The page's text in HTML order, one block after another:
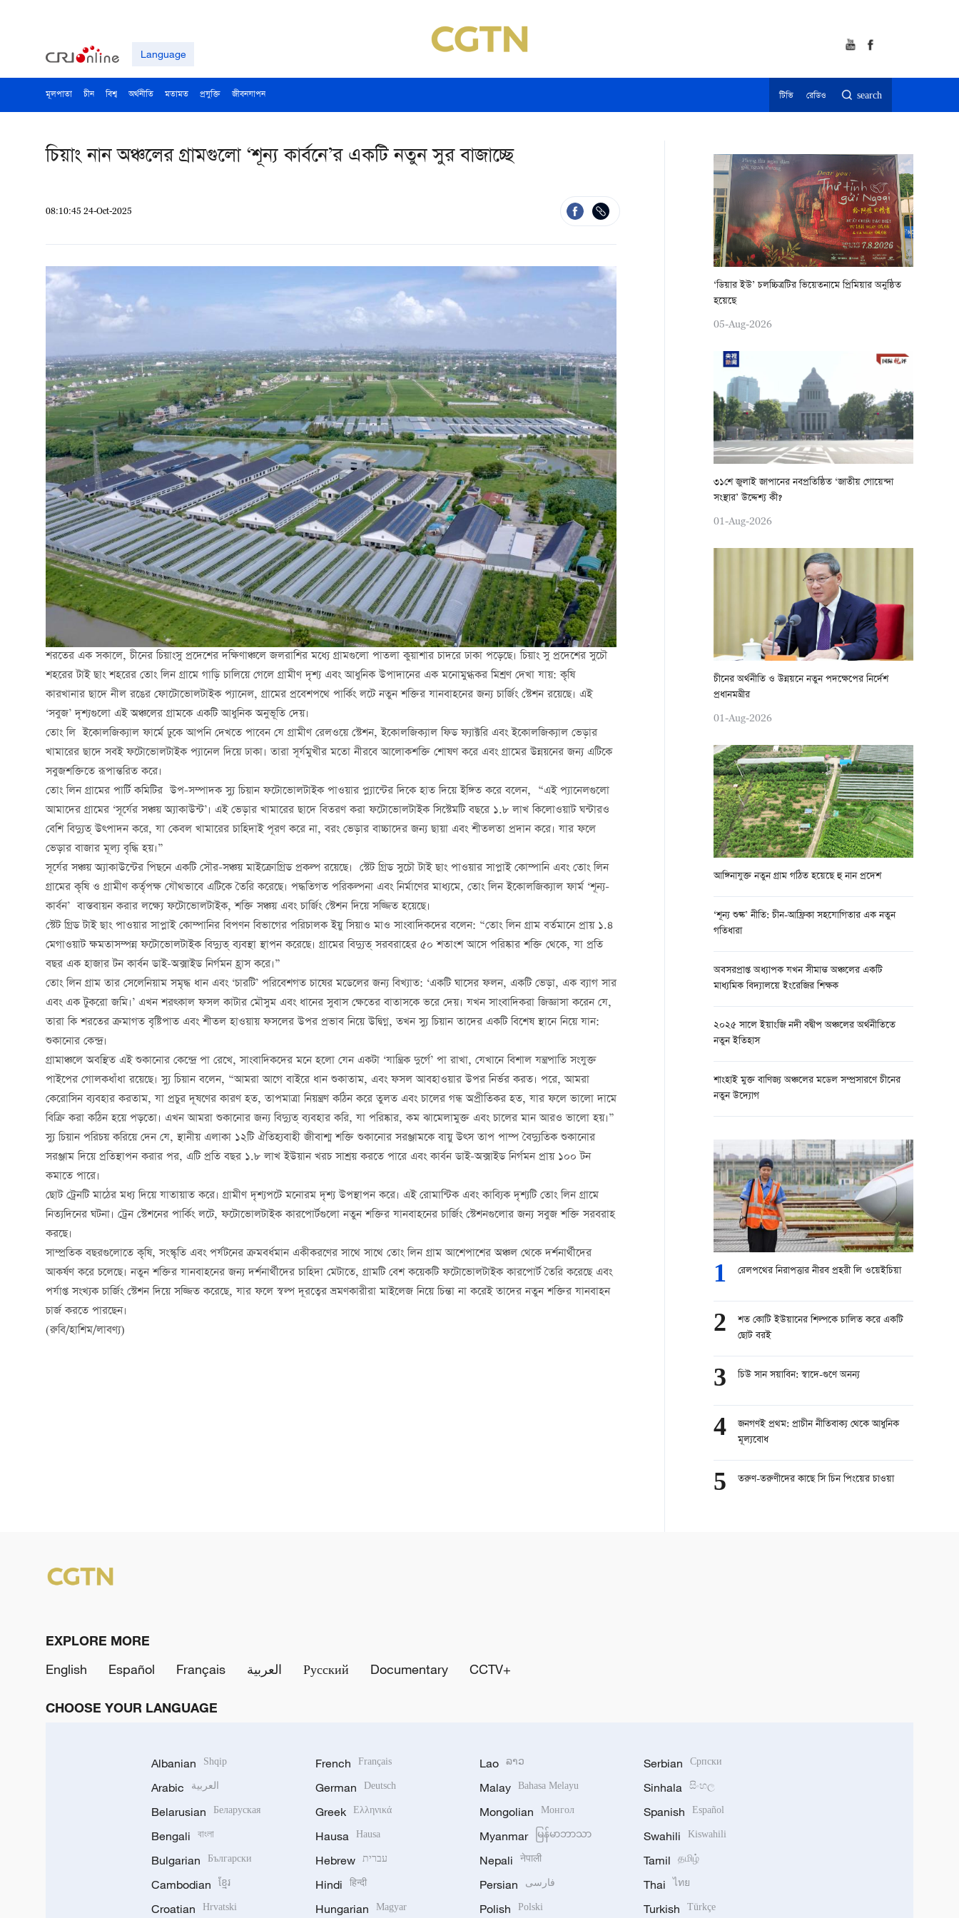
Language
মূলপাতা চীন বিশ্ব অর্থনীতি মতামত প্রযুক্তি জীবনযাপন টিভি রেডিও search
চিয়াং নান অঞ্চলের গ্রামগুলো ‘শূন্য কার্বনে’র একটি নতুন সুর বাজাচ্ছে
08:10:45 24-Oct-2025
শরতের এক সকালে, চীনের চিয়াংসু প্রদেশের দক্ষিণাঞ্চলে জলরাশির মধ্যে গ্রামগুলো পাতলা কুয়াশার চাদরে ঢাকা পড়েছে। চিয়াং সু প্রদেশের সুচৌ
শহরের টাই ছাং শহরের তোং লিন গ্রামে গাড়ি চালিয়ে গেলে গ্রামীণ দৃশ্য এবং আধুনিক উপাদানের এক মনোমুগ্ধকর মিশ্রণ দেখা যায়: কৃষি
কারখানার ছাদে নীল রঙের ফোটোভোলটাইক প্যানেল, গ্রামের প্রবেশপথে পার্কিং লটে নতুন শক্তির যানবাহনের জন্য চার্জিং স্টেশন রয়েছে। এই
‘সবুজ’ দৃশ্যগুলো এই অঞ্চলের গ্রামকে একটি আধুনিক অনুভূতি দেয়।
তোং লি ইকোলজিক্যাল ফার্মে ঢুকে আপনি দেখতে পাবেন যে গ্রামীণ রেলওয়ে স্টেশন, ইকোলজিক্যাল ফিড ফ্যাক্টরি এবং ইকোলজিক্যাল ভেড়ার
খামারের ছাদে সবই ফটোভোলটাইক প্যানেল দিয়ে ঢাকা। তারা সূর্যমুখীর মতো নীরবে আলোকশক্তি শোষণ করে এবং গ্রামের উন্নয়নের জন্য এটিকে
সবুজশক্তিতে রূপান্তরিত করে।
তোং লিন গ্রামের পার্টি কমিটির উপ-সম্পাদক স্যু চিয়ান ফটোভোলটাইক পাওয়ার প্ল্যান্টের দিকে হাত দিয়ে ইঙ্গিত করে বলেন, “এই প্যানেলগুলো
আমাদের গ্রামের ‘সূর্যের সঞ্চয় অ্যাকাউন্ট’। এই ভেড়ার খামারের ছাদে বিতরণ করা ফটোভোলটাইক সিস্টেমটি বছরে ১.৮ লাখ কিলোওয়াট ঘন্টারও
বেশি বিদ্যুত্ উত্পাদন করে, যা কেবল খামারের চাহিদাই পূরণ করে না, বরং ভেড়ার বাচ্চাদের জন্য ছায়া এবং শীতলতা প্রদান করে। যার ফলে
ভেড়ার বাজার মূল্য বৃদ্ধি হয়।”
সূর্যের সঞ্চয় অ্যাকাউন্টের পিছনে একটি সৌর-সঞ্চয় মাইক্রোগ্রিড প্রকল্প রয়েছে। স্টেট গ্রিড সুচৌ টাই ছাং পাওয়ার সাপ্লাই কোম্পানি এবং তোং লিন
গ্রামের কৃষি ও গ্রামীণ কর্তৃপক্ষ যৌথভাবে এটিকে তৈরি করেছে। পদ্ধতিগত পরিকল্পনা এবং নির্মাণের মাধ্যমে, তোং লিন ইকোলজিক্যাল ফার্ম ‘শূন্য-
কার্বন’ বাস্তবায়ন করার লক্ষ্যে ফটোভোলটাইক, শক্তি সঞ্চয় এবং চার্জিং স্টেশন দিয়ে সজ্জিত হয়েছে।
স্টেট গ্রিড টাই ছাং পাওয়ার সাপ্লাই কোম্পানির বিপণন বিভাগের পরিচালক ইয়ু সিয়াও মাও সাংবাদিকদের বলেন: “তোং লিন গ্রাম বর্তমানে প্রায় ১.৪
মেগাওয়াট ক্ষমতাসম্পন্ন ফটোভোলটাইক বিদ্যুত্ ব্যবস্থা স্থাপন করেছে। গ্রামের বিদ্যুত্ সরবরাহের ৫০ শতাংশ আসে পরিষ্কার শক্তি থেকে, যা প্রতি
বছর এক হাজার টন কার্বন ডাই-অক্সাইড নির্গমন হ্রাস করে।”
তোং লিন গ্রাম তার সেলেনিয়াম সমৃদ্ধ ধান এবং ‘চারটি’ পরিবেশগত চাষের মডেলের জন্য বিখ্যাত: ‘একটি ঘাসের ফলন, একটি ভেড়া, এক ব্যাগ সার
এবং এক টুকরো জমি।’ এখন শরত্কাল ফসল কাটার মৌসুম এবং ধানের সুবাস ক্ষেতের বাতাসকে ভরে দেয়। যখন সাংবাদিকরা জিজ্ঞাসা করেন যে,
তারা কি শরতের ক্রমাগত বৃষ্টিপাত এবং শীতল হাওয়ায় ফসলের উপর প্রভাব নিয়ে উদ্বিগ্ন, তখন স্যু চিয়ান তাদের একটি বিশেষ স্থানে নিয়ে যান:
শুকানোর কেন্দ্র।
গ্রামাঞ্চলে অবস্থিত এই শুকানোর কেন্দ্রে পা রেখে, সাংবাদিকদের মনে হলো যেন একটা ‘যান্ত্রিক দুর্গে’ পা রাখা, যেখানে বিশাল যন্ত্রপাতি সংযুক্ত
পাইপের গোলকধাঁধা রয়েছে। স্যু চিয়ান বলেন, “আমরা আগে বাইরে ধান শুকাতাম, এবং ফসল আবহাওয়ার উপর নির্ভর করত। পরে, আমরা
কেরোসিন ব্যবহার করতাম, যা প্রচুর দূষণের কারণ হত, তাপমাত্রা নিয়ন্ত্রণ কঠিন করে তুলত এবং চালের গন্ধ অপ্রীতিকর হত, যার ফলে ভালো দামে
বিক্রি করা কঠিন হয়ে পড়তো। এখন আমরা শুকানোর জন্য বিদ্যুত্ ব্যবহার করি, যা পরিষ্কার, কম ঝামেলামুক্ত এবং চালের মান আরও ভালো হয়।”
স্যু চিয়ান পরিচয় করিয়ে দেন যে, স্থানীয় এলাকা ১২টি ঐতিহ্যবাহী জীবাশ্ম শক্তি শুকানোর সরঞ্জামকে বায়ু উত্স তাপ পাম্প বৈদ্যুতিক শুকানোর
সরঞ্জাম দিয়ে প্রতিস্থাপন করার পর, এটি প্রতি বছর ১.৮ লাখ ইউয়ান খরচ সাশ্রয় করতে পারে এবং কার্বন ডাই-অক্সাইড নির্গমন প্রায় ১০০ টন
কমাতে পারে।
ছোট ট্রেনটি মাঠের মধ্য দিয়ে যাতায়াত করে। গ্রামীণ দৃশ্যপটে মনোরম দৃশ্য উপস্থাপন করে। এই রোমান্টিক এবং কাব্যিক দৃশ্যটি তোং লিন গ্রামে
নিত্যদিনের ঘটনা। ট্রেন স্টেশনের পার্কিং লটে, ফটোভোলটাইক কারপোর্টগুলো নতুন শক্তির যানবাহনের চার্জিং স্টেশনগুলোর জন্য সবুজ শক্তি সরবরাহ
করছে।
সাম্প্রতিক বছরগুলোতে কৃষি, সংস্কৃতি এবং পর্যটনের ক্রমবর্ধমান একীকরণের সাথে সাথে তোং লিন গ্রাম আশেপাশের অঞ্চল থেকে দর্শনার্থীদের
আকর্ষণ করে চলেছে। নতুন শক্তির যানবাহনের জন্য দর্শনার্থীদের চাহিদা মেটাতে, গ্রামটি বেশ কয়েকটি ফটোভোলটাইক কারপোর্ট তৈরি করেছে এবং
পর্যাপ্ত সংখ্যক চার্জিং স্টেশন দিয়ে সজ্জিত করেছে, যার ফলে স্বল্প দূরত্বের ভ্রমণকারীরা মাইলেজ নিয়ে চিন্তা না করেই তাদের নতুন শক্তির যানবাহন
চার্জ করতে পারছেন।
(রুবি/হাশিম/লাবণ্য)
‘ডিয়ার ইউ’ চলচ্চিত্রটির ভিয়েতনামে প্রিমিয়ার অনুষ্ঠিত
হয়েছে
05-Aug-2026
৩১শে জুলাই জাপানের নবপ্রতিষ্ঠিত ‘জাতীয় গোয়েন্দা
সংস্থার’ উদ্দেশ্য কী?
01-Aug-2026
চীনের অর্থনীতি ও উন্নয়নে নতুন পদক্ষেপের নির্দেশ
প্রধানমন্ত্রীর
01-Aug-2026
আঙ্গিনাযুক্ত নতুন গ্রাম গঠিত হয়েছে হু নান প্রদেশ
‘শূন্য শুল্ক’ নীতি: চীন-আফ্রিকা সহযোগিতার এক নতুন
গতিধারা
অবসরপ্রাপ্ত অধ্যাপক যখন সীমান্ত অঞ্চলের একটি
মাধ্যমিক বিদ্যালয়ে ইংরেজির শিক্ষক
২০২৫ সালে ইয়াংজি নদী বদ্বীপ অঞ্চলের অর্থনীতিতে
নতুন ইতিহাস
শাংহাই মুক্ত বাণিজ্য অঞ্চলের মডেল সম্প্রসারণে চীনের
নতুন উদ্যোগ
1 রেলপথের নিরাপত্তার নীরব প্রহরী লি ওয়েইচিয়া
2
শত কোটি ইউয়ানের শিল্পকে চালিত করে একটি
ছোট বরই
3 চিউ সান সয়াবিন: স্বাদে-গুণে অনন্য
4
জনগণই প্রথম: প্রাচীন নীতিবাক্য থেকে আধুনিক
মূল্যবোধ
5 তরুণ-তরুণীদের কাছে সি চিন পিংয়ের চাওয়া
EXPLORE MORE
English
Español Français العربية Русский Documentary CCTV+
CHOOSE YOUR LANGUAGE
Albanian Shqip
Arabic العربية
Belarusian Беларуская
Bengali বাংলা
Bulgarian Български
Cambodian ខ្មែរ
Croatian Hrvatski
French Français
German Deutsch
Greek Ελληνικά
Hausa Hausa
Hebrew עברית
Hindi हिन्दी
Hungarian Magyar
Lao ລາວ
Malay Bahasa Melayu
Mongolian Монгол
Myanmar မြန်မာဘာသာ
Nepali नेपाली
Persian فارسی
Polish Polski
Serbian Српски
Sinhala සිංහල
Spanish Español
Swahili Kiswahili
Tamil தமிழ்
Thai ไทย
Turkish Türkçe